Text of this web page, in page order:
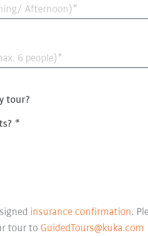
Afternoon)
6 people)
tour?
insurance confirmation.
tour to GuidedTours@kuka.com